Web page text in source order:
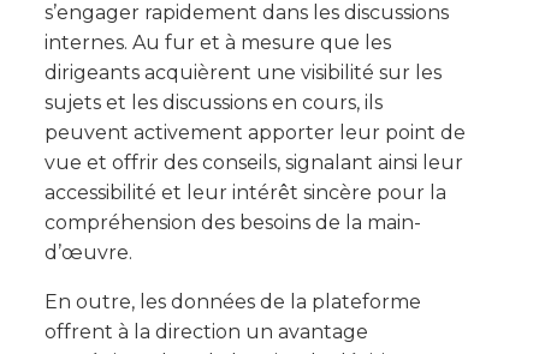
s’engager rapidement dans les discussions
internes. Au fur et à mesure que les
dirigeants acquièrent une visibilité sur les
sujets et les discussions en cours, ils
peuvent activement apporter leur point de
vue et offrir des conseils, signalant ainsi leur
accessibilité et leur intérêt sincère pour la
compréhension des besoins de la main-
d’œuvre.
En outre, les données de la plateforme
offrent à la direction un avantage